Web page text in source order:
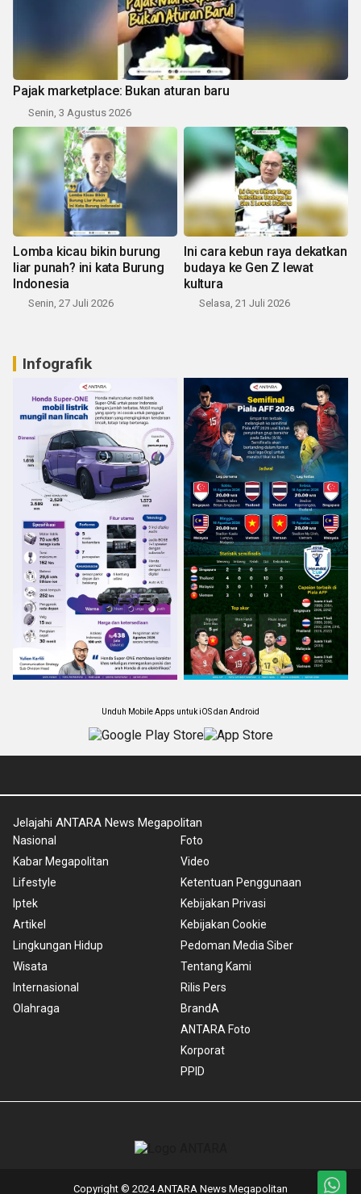
Pajak marketplace: Bukan aturan baru
Senin, 3 Agustus 2026
Lomba kicau bikin burung
liar punah? ini kata Burung
Indonesia
Senin, 27 Juli 2026
Ini cara kebun raya dekatkan
budaya ke Gen Z lewat
kultura
Selasa, 21 Juli 2026
Infografik
Unduh Mobile Apps untuk iOS dan Android
Jelajahi ANTARA News Megapolitan
Nasional
Kabar Megapolitan
Lifestyle
Iptek
Artikel
Lingkungan Hidup
Wisata
Internasional
Olahraga
Foto
Video
Ketentuan Penggunaan
Kebijakan Privasi
Kebijakan Cookie
Pedoman Media Siber
Tentang Kami
Rilis Pers
BrandA
ANTARA Foto
Korporat
PPID
Copyright © 2024 ANTARA News Megapolitan